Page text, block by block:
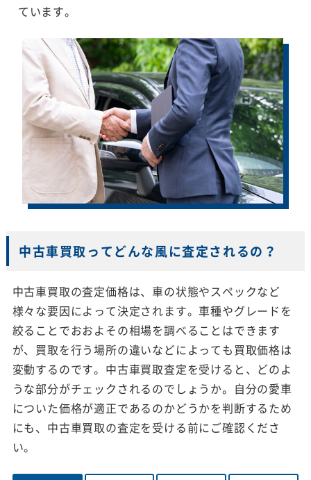
ています。
中古車買取ってどんな風に査定されるの？
中古車買取の査定価格は、車の状態やスペックなど
様々な要因によって決定されます。車種やグレードを
絞ることでおおよその相場を調べることはできます
が、買取を行う場所の違いなどによっても買取価格は
変動するのです。中古車買取査定を受けると、どのよ
うな部分がチェックされるのでしょうか。自分の愛車
についた価格が適正であるのかどうかを判断するため
にも、中古車買取の査定を受ける前にご確認くださ
い。